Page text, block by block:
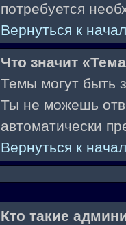
потребуется
Вернуться к
Что значит
Темы могут быть
Ты не можешь
автоматически
Вернуться к
Кто такие